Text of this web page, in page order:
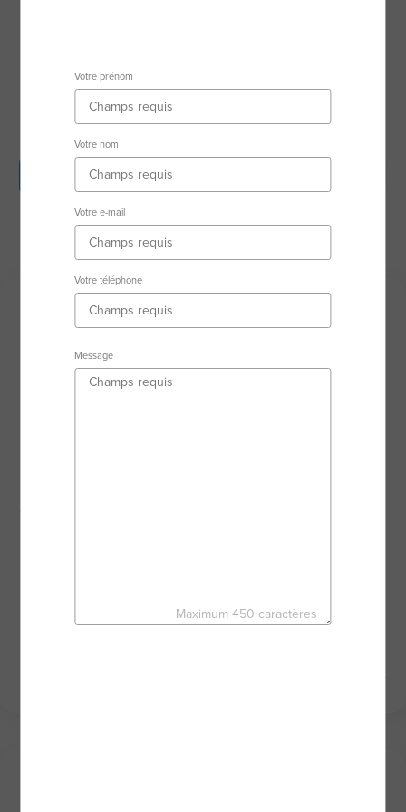
RSAC : 79475013300017 NANTES
Description Biens en vente
Biens vendus
Description
Vendre ou acheter un bien immobilier, c’est
entamer une nouvelle page de votre vie.
À très vite,
Votre prénom
Votre nom
Votre e-mail
Votre téléphone
Message
Maximum 450 caractères